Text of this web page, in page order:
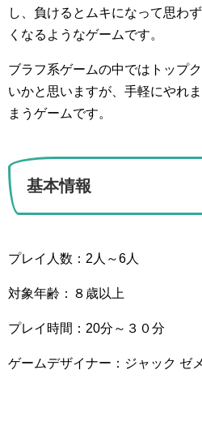
し、負けるとムキになって思わ
くなるようなゲームです。
ブラフ系ゲームの中ではトップ
いかと思いますが、手軽にやれ
まうゲームです。
基本情報
プレイ人数：2人～6人
対象年齢：８歳以上
プレイ時間：20分～３０分
ゲームデザイナー：ジャック ゼメ